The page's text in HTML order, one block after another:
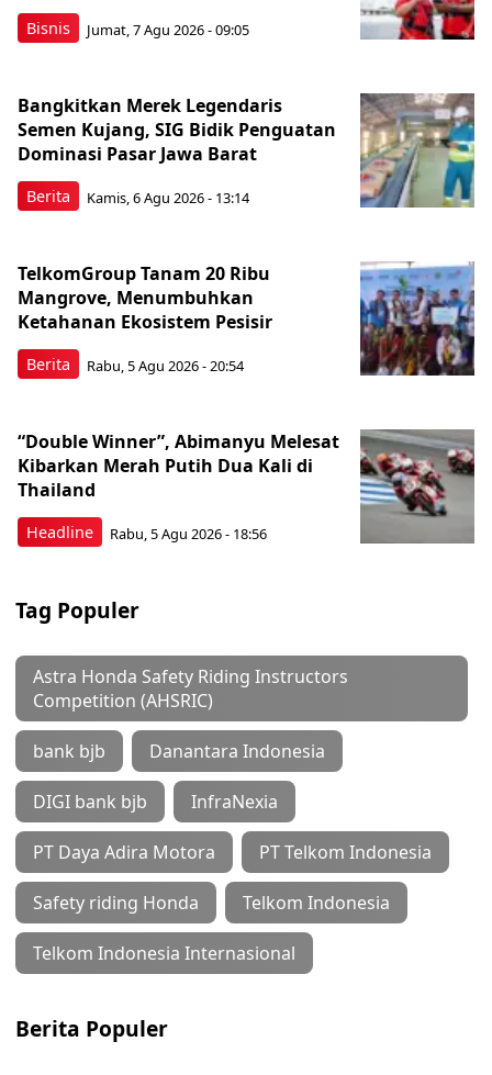
Bisnis Jumat, 7 Agu 2026 - 09:05
Berita
Bangkitkan Merek Legendaris
Semen Kujang, SIG Bidik Penguatan
Dominasi Pasar Jawa Barat
Kamis, 6 Agu 2026 - 13:14
Berita
TelkomGroup Tanam 20 Ribu
Mangrove, Menumbuhkan
Ketahanan Ekosistem Pesisir
Rabu, 5 Agu 2026 - 20:54
Headline
“Double Winner”, Abimanyu Melesat
Kibarkan Merah Putih Dua Kali di
Thailand
Rabu, 5 Agu 2026 - 18:56
Tag Populer
Astra Honda Safety Riding Instructors
Competition (AHSRIC)
bank bjb Danantara Indonesia
DIGI bank bjb InfraNexia
PT Daya Adira Motora PT Telkom Indonesia
Safety riding Honda Telkom Indonesia
Telkom Indonesia Internasional
Berita Populer